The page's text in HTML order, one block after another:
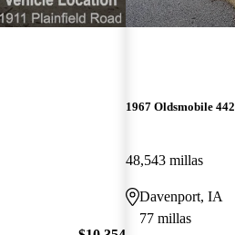
1967 Oldsmobile 442
48,543 millas
Davenport, IA
77 millas